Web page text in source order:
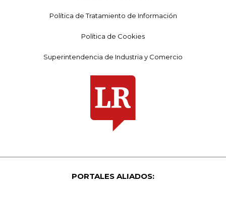
Política de Tratamiento de Información
Política de Cookies
Superintendencia de Industria y Comercio
PORTALES ALIADOS: